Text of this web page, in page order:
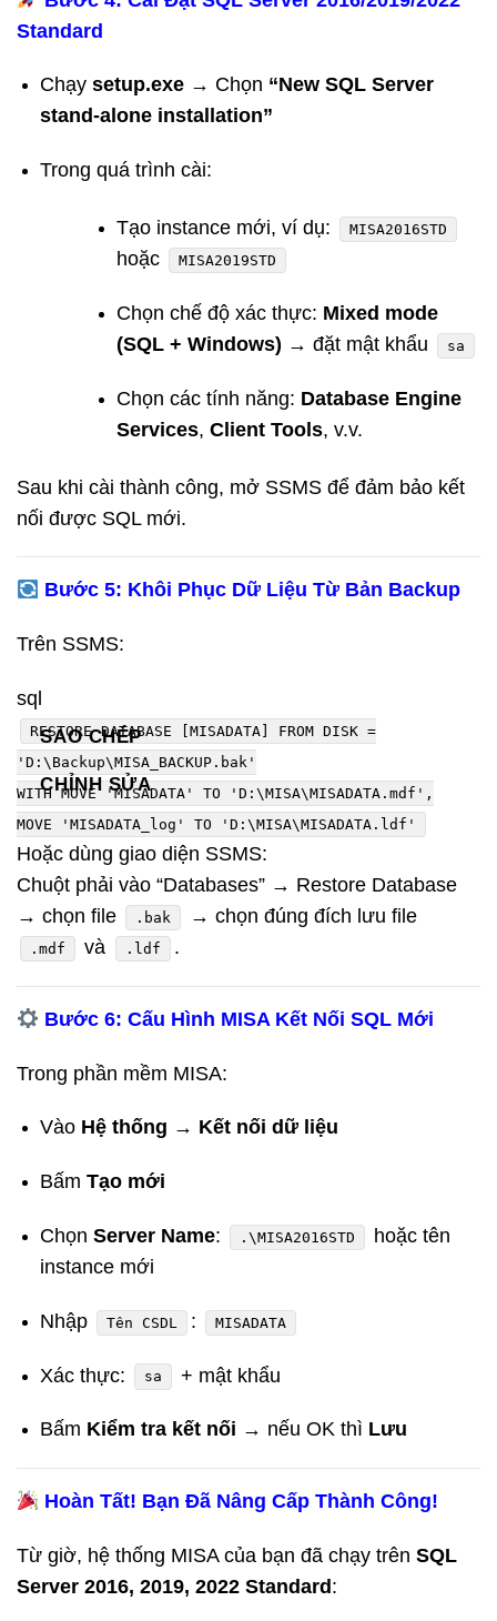
Standard
Chạy setup.exe→ Chọn “New SQL Server
stand-alone installation”
Trong quá trình cài:
Tạo instance mới, ví dụ: MISA2016STD
hoặc MISA2019STD
Chọn chế độ xác thực: Mixed mode
(SQL + Windows) → đặt mật khẩu sa
Chọn các tính năng: Database Engine
Services, Client Tools, v.v.
Sau khi cài thành công, mở SSMS để đảm bảo kết
nối được SQL mới.
Bước 5: Khôi Phục Dữ Liệu Từ Bản Backup
Trên SSMS:
sql
SAO CHÉP
CHỈNH SỬA
RESTORE DATABASE [MISADATA] FROM DISK=
'D:\Backup\MISA_BACKUP.bak'
WITHMOVE 'MISADATA' TO 'D:\MISA\MISADATA.mdf' ,
MOVE
'MISADATA_log' TO 'D:\MISA\MISADATA.ldf'
Hoặc dùng giao diện SSMS:
Chuột phải vào “Databases” → Restore Database
→ chọn file
.bak → chọn đúng đích lưu file
.mdf và .ldf .
Bước 6: Cấu Hình MISA Kết Nối SQL Mới
Trong phần mềm MISA:
Vào Hệ thống → Kết nối dữ liệu
Bấm Tạo mới
Chọn Server Name: .\MISA2016STD
hoặc tên
instance mới
Nhập Tên CSDL : MISADATA
Xác thực: sa + mật khẩu
Bấm Kiểm tra kết nối → nếu OK thì Lưu
Hoàn Tất! Bạn Đã Nâng Cấp Thành Công!
Từ giờ, hệ thống MISA của bạn đã chạy trên SQL
Server 2016, 2019, 2022 Standard :